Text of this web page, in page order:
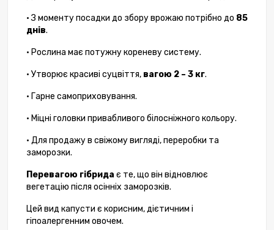
• З моменту посадки до збору врожаю потрібно до 85
днів.
• Рослина має потужну кореневу систему.
• Утворює красиві суцвіття, вагою 2 – 3 кг.
• Гарне самоприховування.
• Міцні головки привабливого білосніжного кольору.
• Для продажу в свіжому вигляді, переробки та
заморозки.
Перевагою гібрида є те, що він відновлює
вегетацію після осінніх заморозків.
Цей вид капусти є корисним, дієтичним і
гіпоалергенним овочем.